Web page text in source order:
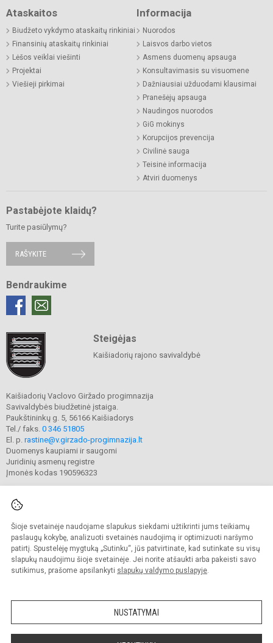
Šioje svetainėje naudojame slapukus siekdami užtikrinti jums teikiamų
paslaugų kokybę, analizuoti svetainės naudojimą ir optimizuoti naršymo
patirtį. Spustelėję mygtuką „Sutinku“, jūs patvirtinate, kad sutinkate su visų
slapukų naudojimu šioje svetainėje. Jei norite atšaukti arba pakeisti savo
sutikimus, prašome apsilankyti slapukų valdymo puslapyje.
NUSTATYMAI
Ataskaitos
Biudžeto vykdymo ataskaitų rinkiniai
Finansinių ataskaitų rinkiniai
Lėšos veiklai viešinti
Projektai
Viešieji pirkimai
Informacija
Nuorodos
Laisvos darbo vietos
Asmens duomenų apsauga
Konsultavimasis su visuomene
Dažniausiai užduodami klausimai
Pranešėjų apsauga
Naudingos nuorodos
GiG mokinys
Korupcijos prevencija
Civilinė sauga
Teisinė informacija
Atviri duomenys
Pastabėjote klaidų?
Turite pasiūlymų?
RAŠYKITE
Bendraukime
Steigėjas
Kaišiadorių rajono savivaldybė
Kaišiadorių Vaclovo Giržado progimnazija
Savivaldybės biudžetinė įstaiga.
Paukštininkų g. 5, 56166 Kaišiadorys
Tel./ faks. 0 346 51805
El. p. rastine@v.girzado-progimnazija.lt
Duomenys kaupiami ir saugomi
Juridinių asmenų registre
Įmonės kodas 190596323
© 2020. Kaišiadorių Vaclovo Giržado progimnazija. Visos teisės saugomos.
Kopijuoti turinį be raštiško gimnazijos sutikimo griežtai draudžiama.
Prieinamumo paraiška Slapukų valdymas
Sumanus būdas atnaujinti